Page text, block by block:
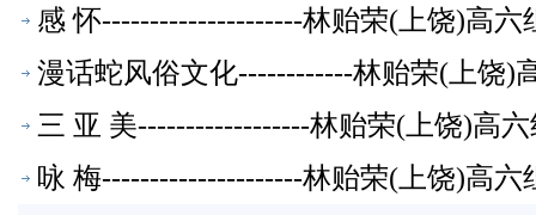
感 怀---------------------林贻荣(上饶)高六
漫话蛇风俗文化------------林贻荣(上饶)
三 亚 美------------------林贻荣(上饶)高
咏 梅---------------------林贻荣(上饶)高六